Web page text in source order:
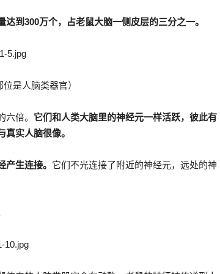
到300万个，占老鼠大脑一侧皮层的三分之一。
位是人脑类器官）
倍。 它们和人类大脑里的神经元一样活跃，彼此有
实人脑很像。
生连接。 它们不光连接了附近的神经元，远处的神